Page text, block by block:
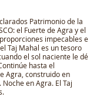
Patrimonio de la
el Fuerte de Agra y el
impecables e
Taj Mahal es un tesoro
el sol naciente le dé
hasta el
Agra, construido en
en Agra. El Taj